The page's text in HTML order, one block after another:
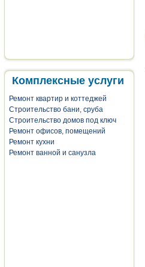
Комплексные услуги
Ремонт квартир и коттеджей
Строительство бани, сруба
Строительство домов под ключ
Ремонт офисов, помещений
Ремонт кухни
Ремонт ванной и санузла